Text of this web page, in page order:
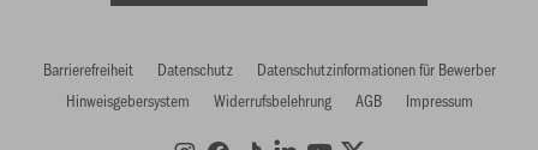
Barrierefreiheit Datenschutz
Datenschutzinformationen für Bewerber
Hinweisgebersystem
Widerrufsbelehrung AGB Impressum